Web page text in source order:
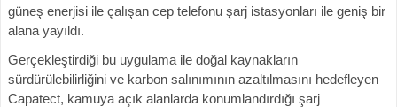
güneş enerjisi ile çalışan cep telefonu şarj istasyonları ile geniş bir
alana yayıldı.
Gerçekleştirdiği bu uygulama ile doğal kaynakların
sürdürülebilirliğini ve karbon salınımının azaltılmasını hedefleyen
Capatect, kamuya açık alanlarda konumlandırdığı şarj